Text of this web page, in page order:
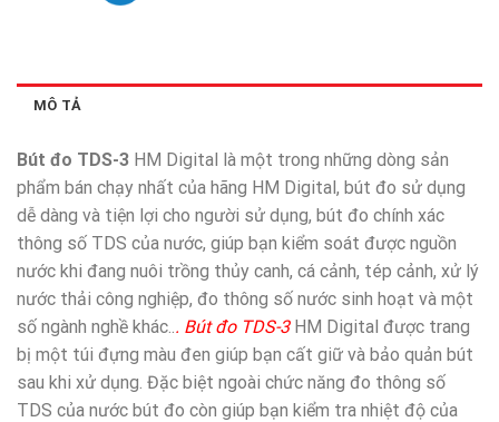
MÔ TẢ
Bút đo TDS-3 HM Digital là một trong những dòng sản
phẩm bán chạy nhất của hãng HM Digital, bút đo sử dụng
dễ dàng và tiện lợi cho người sử dụng, bút đo chính xác
thông số TDS của nước, giúp bạn kiểm soát được nguồn
nước khi đang nuôi trồng thủy canh, cá cảnh, tép cảnh, xử lý
nước thải công nghiệp, đo thông số nước sinh hoạt và một
số ngành nghề khác.. . Bút đo TDS-3HM Digital được trang
bị một túi đựng màu đen giúp bạn cất giữ và bảo quản bút
sau khi xử dụng. Đặc biệt ngoài chức năng đo thông số
TDS của nước bút đo còn giúp bạn kiểm tra nhiệt độ của